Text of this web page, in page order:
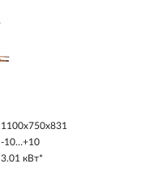
1100х750х831
-10…+10
3.01 кВт*